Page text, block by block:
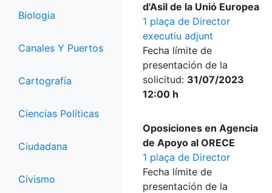
Biologia
Canales Y Puertos
Cartografía
Ciencias Políticas
Ciudadana
Civismo
d'Asil de la Unió Europea
1 plaça de Director
executiu adjunt
Fecha límite de
presentación de la
solicitud: 31/07/2023
12:00 h
Oposiciones en Agencia
de Apoyo al ORECE
1 plaça de Director
Fecha límite de
presentación de la